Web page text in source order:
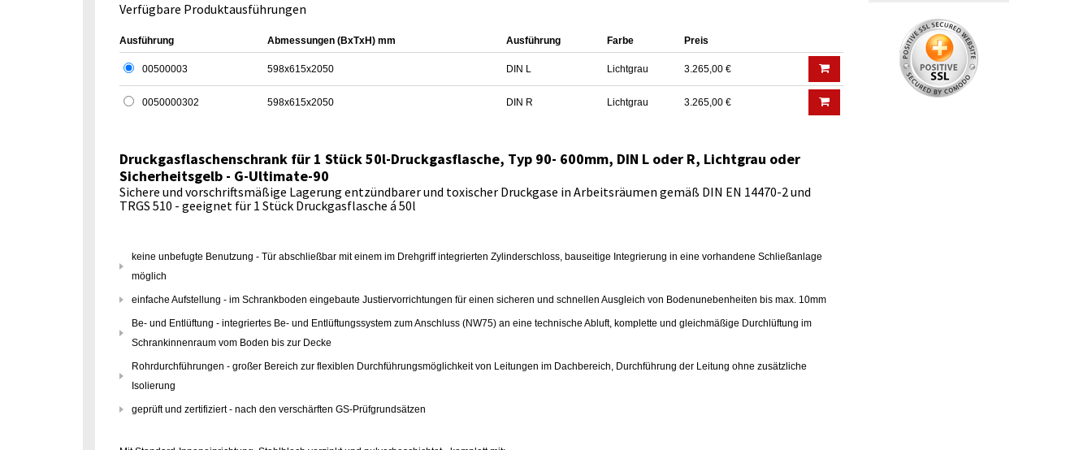
Verfügbare Produktausführungen
Ausführung Abmessungen (BxTxH) mm Ausführung Farbe Preis
00500003 598x615x2050 DIN L Lichtgrau 3.265,00 €
0050000302 598x615x2050 DIN R Lichtgrau 3.265,00 €
Druckgasflaschenschrank für 1 Stück 50l-Druckgasflasche, Typ 90- 600mm, DIN L oder R, Lichtgrau oder
Sicherheitsgelb - G-Ultimate-90
Sichere und vorschriftsmäßige Lagerung entzündbarer und toxischer Druckgase in Arbeitsräumen gemäß DIN EN 14470-2 und
TRGS 510 - geeignet für 1 Stück Druckgasflasche á 50l
keine unbefugte Benutzung - Tür abschließbar mit einem im Drehgriff integrierten Zylinderschloss, bauseitige Integrierung in eine vorhandene Schließanlage
möglich
einfache Aufstellung - im Schrankboden eingebaute Justiervorrichtungen für einen sicheren und schnellen Ausgleich von Bodenunebenheiten bis max. 10mm
Be- und Entlüftung - integriertes Be- und Entlüftungssystem zum Anschluss (NW75) an eine technische Abluft, komplette und gleichmäßige Durchlüftung im
Schrankinnenraum vom Boden bis zur Decke
Rohrdurchführungen - großer Bereich zur flexiblen Durchführungsmöglichkeit von Leitungen im Dachbereich, Durchführung der Leitung ohne zusätzliche
Isolierung
geprüft und zertifiziert - nach den verschärften GS-Prüfgrundsätzen